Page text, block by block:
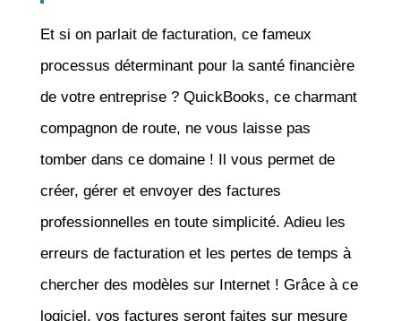
Et si on parlait de facturation, ce fameux
processus déterminant pour la santé financière
de votre entreprise ? QuickBooks, ce charmant
compagnon de route, ne vous laisse pas
tomber dans ce domaine ! Il vous permet de
créer, gérer et envoyer des factures
professionnelles en toute simplicité. Adieu les
erreurs de facturation et les pertes de temps à
chercher des modèles sur Internet ! Grâce à ce
logiciel, vos factures seront faites sur mesure